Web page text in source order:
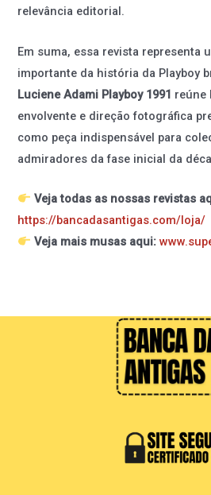
relevância editorial.
Em suma, essa revista representa
importante da história da Playboy
Luciene Adami Playboy 1991 reúne
envolvente e direção fotográfica
como peça indispensável para
admiradores da fase inicial da
Veja todas as nossas revistas
https://bancadasantigas.com/loja/
Veja mais musas aqui: